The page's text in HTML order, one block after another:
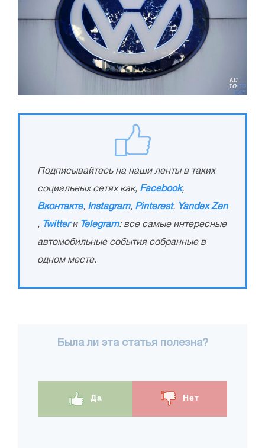
Подписывайтесь на наши ленты в таких
социальных сетях как, Facebook,
Вконтакте, Instagram, Pinterest, Yandex Zen
, Twitterи Telegram: все самые интересные
автомобильные события собранные в
одном месте.
Была ли эта статья полезна?
Да Нет